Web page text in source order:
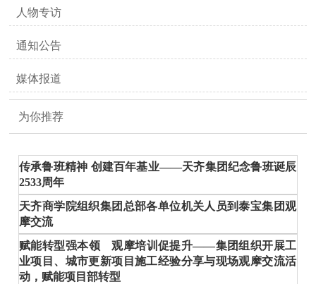
人物专访
通知公告
媒体报道
为你推荐
传承鲁班精神 创建百年基业——天齐集团纪念鲁班诞辰
2533周年
天齐商学院组织集团总部各单位机关人员到泰宝集团观
摩交流
赋能转型强本领 观摩培训促提升——集团组织开展工
业项目、城市更新项目施工经验分享与现场观摩交流活
动，赋能项目部转型